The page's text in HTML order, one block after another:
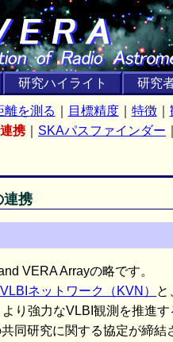
研究ハイライト 研究
離を測る 目標精度｜ 特徴｜
携｜ SKAパスファインダー
連携
VERA Arrayの略です。
ネットワーク（KVN）
と
り強力なVLBI観測を推進す
同研究に関する協定が締結